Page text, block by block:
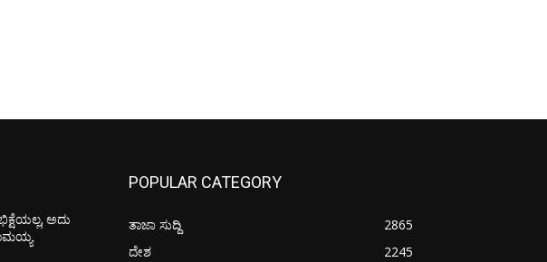
ಅದು
POPULAR CATEGORY
ತಾಜಾ ಸುದ್ದಿ
2865
ದೇಶ
2245